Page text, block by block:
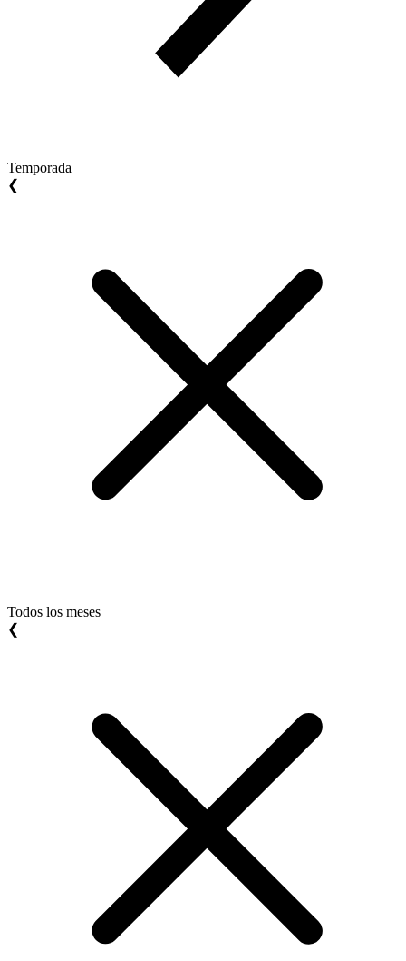
Temporada
❮
Todos los meses
❮